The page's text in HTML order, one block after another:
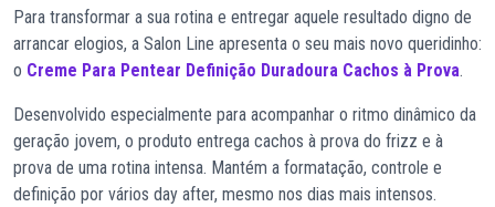
Para transformar a sua rotina e entregar aquele resultado digno de
arrancar elogios, a Salon Line apresenta o seu mais novo queridinho:
o Creme Para Pentear Definição Duradoura Cachos à Prova.
Desenvolvido especialmente para acompanhar o ritmo dinâmico da
geração jovem, o produto entrega cachos à prova do frizz e à
prova de uma rotina intensa. Mantém a formatação, controle e
definição por vários day after, mesmo nos dias mais intensos.